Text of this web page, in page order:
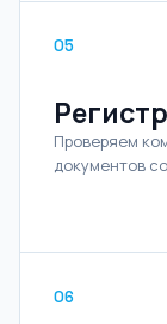
05
Проверяем
документов
06